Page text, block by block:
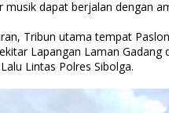
dapat berjalan dengan
Tribun utama tempat
Lapangan Laman Gadang
Lintas Polres Sibolga.